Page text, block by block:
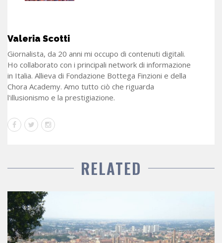
Valeria Scotti
Giornalista, da 20 anni mi occupo di contenuti digitali.
Ho collaborato con i principali network di informazione
in Italia. Allieva di Fondazione Bottega Finzioni e della
Chora Academy. Amo tutto ciò che riguarda
l'illusionismo e la prestigiazione.
RELATED